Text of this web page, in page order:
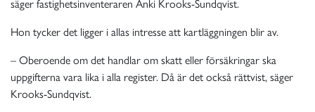
Hon tycker det ligger i allas intresse att kartläggningen blir av.
– Oberoende om det handlar om skatt eller försäkringar ska
uppgifterna vara lika i alla register. Då är det också rättvist, säger
Krooks-Sundqvist.